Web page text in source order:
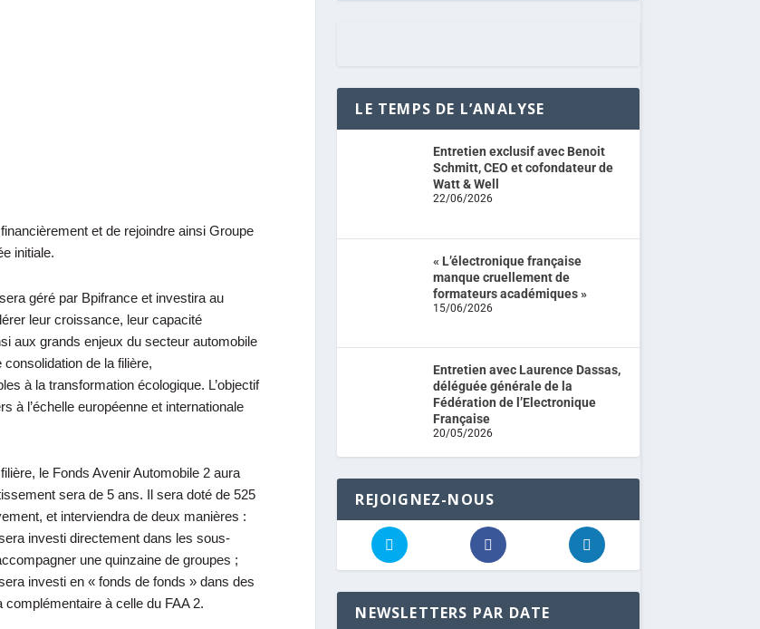
et de rejoindre ainsi Groupe
initiale.
géré par Bpifrance et investira au
leur croissance, leur capacité
aux grands enjeux du secteur automobile
de la filière,
à la transformation écologique. L’objectif
à l’échelle européenne et internationale
le Fonds Avenir Automobile 2 aura
sera de 5 ans. Il sera doté de 525
et interviendra de deux manières :
investi directement dans les sous-
une quinzaine de groupes ;
investi en « fonds de fonds » dans des
complémentaire à celle du FAA 2.
LE TEMPS DE L’ANALYSE
Entretien exclusif avec Benoit
Schmitt, CEO et cofondateur de
Watt & Well
22/06/2026
« L’électronique française
manque cruellement de
formateurs académiques »
15/06/2026
Entretien avec Laurence Dassas,
déléguée générale de la
Fédération de l’Electronique
Française
20/05/2026
REJOIGNEZ-NOUS
NEWSLETTERS PAR DATE